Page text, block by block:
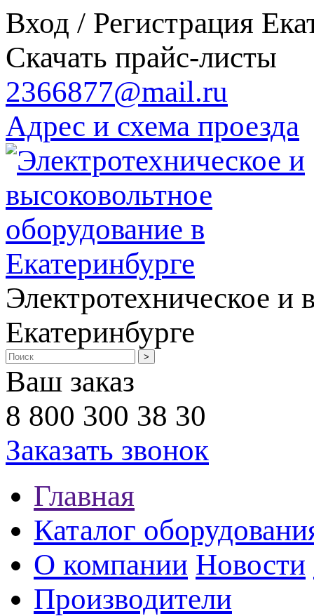
Вход / Регистрация
Скачать прайс-листы
2366877@mail.ru
Адрес и схема проезда
Электротехническое и
Екатеринбурге
Ваш заказ
8 800 300 38 30
Заказать звонок
Главная
Каталог
О компании Новости
Производители